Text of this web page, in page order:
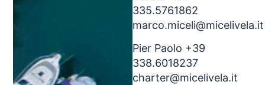
335.5761862
marco.miceli@micelivela.it
Pier Paolo +39
338.6018237
charter@micelivela.it